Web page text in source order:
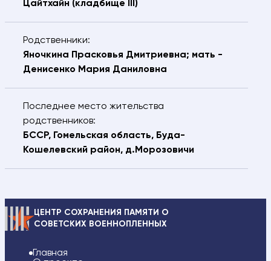
Цайтхайн (кладбище III)
Родственники:
Яночкина Прасковья Дмитриевна; мать -
Денисенко Мария Даниловна
Последнее место жительства
родственников:
БССР, Гомельская область, Буда-
Кошелевский район, д.Морозовичи
ЦЕНТР СОХРАНЕНИЯ ПАМЯТИ О
СОВЕТСКИХ ВОЕННОПЛЕННЫХ
Главная